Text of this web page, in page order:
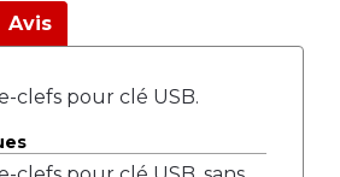
Avis
clefs pour clé USB.